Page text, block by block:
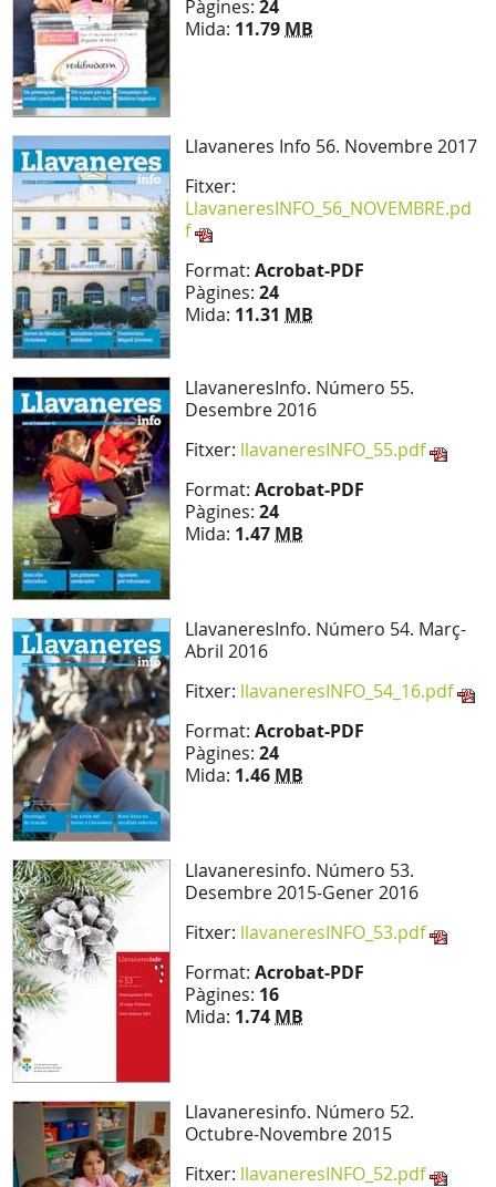
Pàgines: 24
Mida: 11.79 MB
Llavaneres Info 56. Novembre 2017
Fitxer:
LlavaneresINFO_56_NOVEMBRE.pd
f
Format: Acrobat-PDF
Pàgines: 24
Mida: 11.31 MB
LlavaneresInfo. Número 55.
Desembre 2016
Fitxer: llavaneresINFO_55.pdf
Format: Acrobat-PDF
Pàgines: 24
Mida: 1.47 MB
LlavaneresInfo. Número 54. Març-
Abril 2016
Fitxer: llavaneresINFO_54_16.pdf
Format: Acrobat-PDF
Pàgines: 24
Mida: 1.46 MB
Llavaneresinfo. Número 53.
Desembre 2015-Gener 2016
Fitxer: llavaneresINFO_53.pdf
Format: Acrobat-PDF
Pàgines: 16
Mida: 1.74 MB
Llavaneresinfo. Número 52.
Octubre-Novembre 2015
Fitxer: llavaneresINFO_52.pdf